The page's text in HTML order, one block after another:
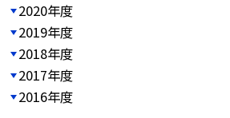
2020年度
2019年度
2018年度
2017年度
2016年度